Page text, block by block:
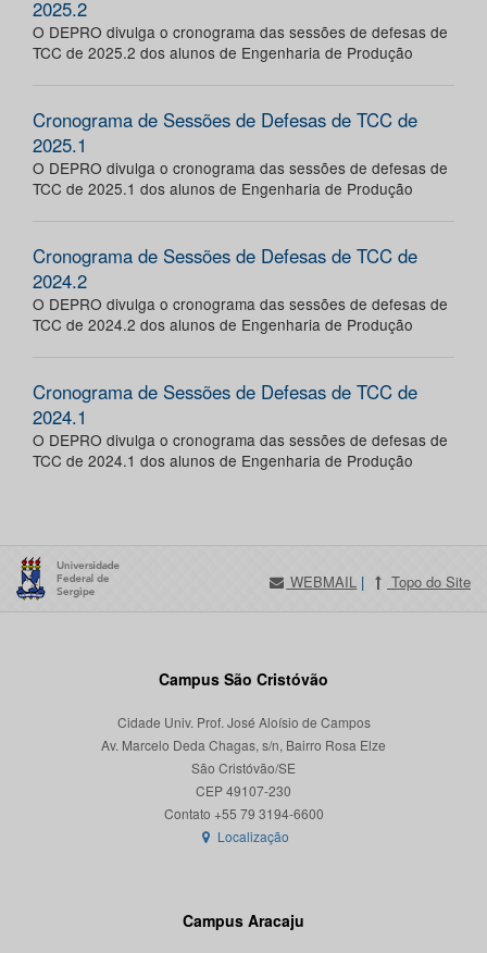
2025.2
O DEPRO divulga o cronograma das sessões de defesas de
TCC de 2025.2 dos alunos de Engenharia de Produção
Cronograma de Sessões de Defesas de TCC de
2025.1
O DEPRO divulga o cronograma das sessões de defesas de
TCC de 2025.1 dos alunos de Engenharia de Produção
Cronograma de Sessões de Defesas de TCC de
2024.2
O DEPRO divulga o cronograma das sessões de defesas de
TCC de 2024.2 dos alunos de Engenharia de Produção
Cronograma de Sessões de Defesas de TCC de
2024.1
O DEPRO divulga o cronograma das sessões de defesas de
TCC de 2024.1 dos alunos de Engenharia de Produção
WEBMAIL | Topo do Site
Campus São Cristóvão
Cidade Univ. Prof. José Aloísio de Campos
Av. Marcelo Deda Chagas, s/n, Bairro Rosa Elze
São Cristóvão/SE
CEP 49107-230
Localização
Campus Aracaju